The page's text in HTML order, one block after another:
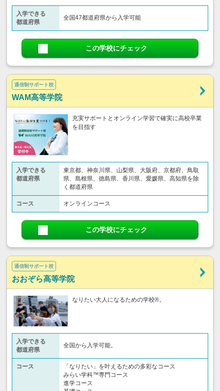
入学できる
都道府県
全国47都道府県から入学可能
この学校にチェック
通信制サポート校
WAM高等学院
充実サポートとオンライン学習で確実に高校卒業
を目指す
入学できる
都道府県
東京都、神奈川県、山梨県、大阪府、京都府、鳥取
県、島根県、徳島県、香川県、愛媛県、高知県を除
く都道府県
コース オンラインコース
この学校にチェック
通信制サポート校
おおぞら高等学院
なりたい大人になるための学校®。
入学できる
都道府県
全国から入学可能。
コース
「なりたい」を叶えるための多彩なコース
みらい学科™専門コース
進学コース